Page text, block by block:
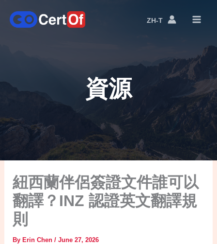
ZH-T
語
資源
紐西蘭伴侶簽證文件誰可以
翻譯？INZ 認證英文翻譯規
則
ByErin Chen/June 27, 2026